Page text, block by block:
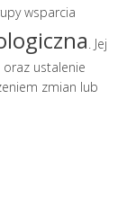
wsparcia
. Jej
ustalenie
zmian lub